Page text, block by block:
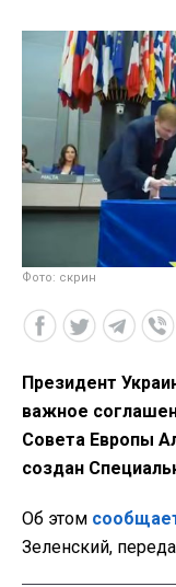
Фото: скрин
Президент
важное
Совета Европы
создан
Об этом
Зеленский,